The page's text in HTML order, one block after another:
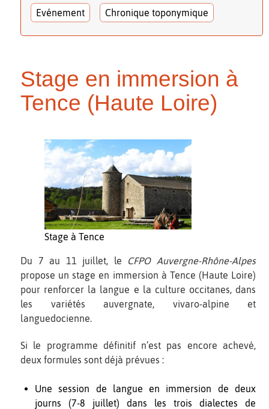
Evénement Chronique toponymique
Stage en immersion à
Tence (Haute Loire)
Stage à Tence
Du 7 au 11 juillet, le CFPO Auvergne-Rhône-Alpes
propose un stage en immersion à Tence (Haute Loire)
pour renforcer la langue e la culture occitanes, dans
les variétés auvergnate, vivaro-alpine et
languedocienne.
Si le programme définitif n’est pas encore achevé,
deux formules sont déjà prévues :
Une session de langue en immersion de deux
journs (7-8 juillet) dans les trois dialectes de